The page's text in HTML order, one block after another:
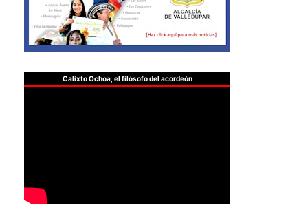
Calixto Ochoa, el filósofo del acordeón